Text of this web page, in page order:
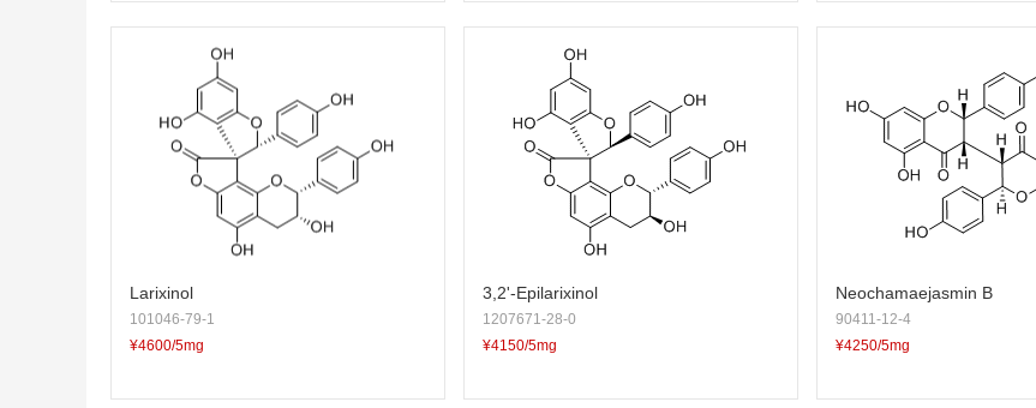
Larixinol
101046-79-1
¥4600/5mg
3,2'-Epilarixinol
1207671-28-0
¥4150/5mg
Neochamaejasmin B
90411-12-4
¥4250/5mg